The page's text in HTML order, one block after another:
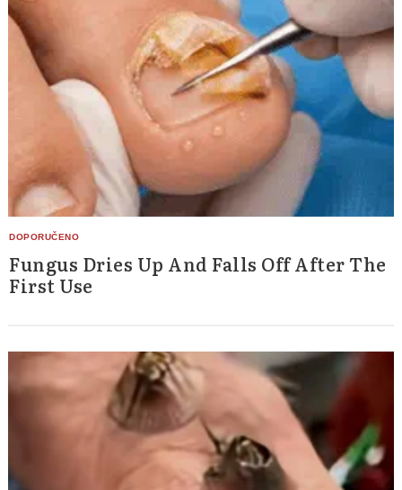
Fungus Dries Up And Falls Off After The
First Use